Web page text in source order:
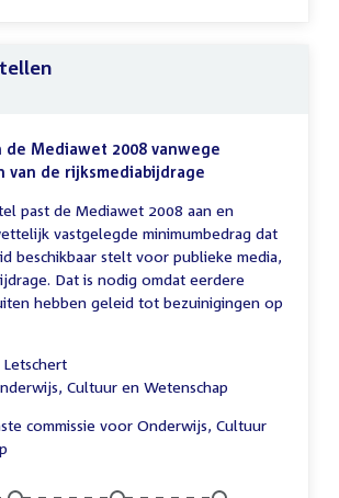
de Mediawet 2008 vanwege
van de rijksmediabijdrage
past de Mediawet 2008 aan en
vastgelegde minimumbedrag dat
beschikbaar stelt voor publieke media,
Dat is nodig omdat eerdere
hebben geleid tot bezuinigingen op
Letschert
Cultuur en Wetenschap
commissie voor Onderwijs, Cultuur